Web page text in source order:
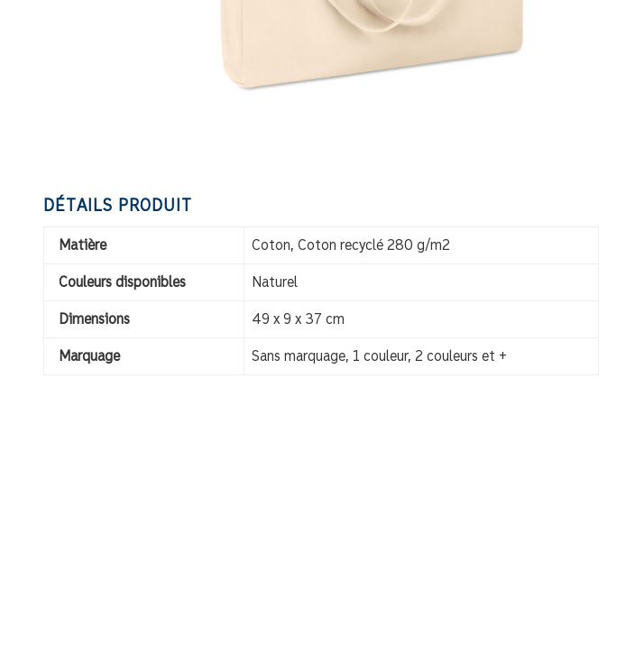
DÉTAILS PRODUIT
Matière Coton, Coton recyclé 280 g/m2
Couleurs disponibles Naturel
Dimensions 49 x 9 x 37 cm
Marquage Sans marquage, 1 couleur, 2 couleurs et +